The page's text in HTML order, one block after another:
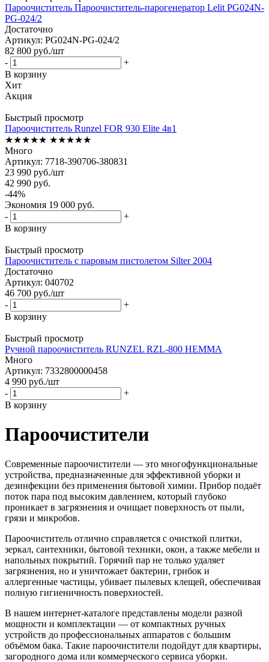
Пароочиститель Пароочиститель-парогенератор Lelit PG024N-
PG-024/2
Достаточно
Артикул: PG024N-PG-024/2
82 800 руб./шт
-
+
В корзину
Хит
Акция
Быстрый просмотр
Пароочиститель Runzel FOR 930 Elite 4в1
★★★★★ ★★★★★
Много
Артикул: 7718-390706-380831
23 990 руб./шт
42 990 руб.
-44%
Экономия 19 000 руб.
-
+
В корзину
Быстрый просмотр
Пароочиститель с паровым пистолетом Silter 2004
Достаточно
Артикул: 040702
46 700 руб./шт
-
+
В корзину
Быстрый просмотр
Ручной пароочиститель RUNZEL RZL-800 HEMMA
Много
Артикул: 7332800000458
4 990 руб./шт
-
+
В корзину
Пароочистители
Современные пароочистители — это многофункциональные
устройства, предназначенные для эффективной уборки и
дезинфекции без применения бытовой химии. Прибор подаёт
поток пара под высоким давлением, который глубоко
проникает в загрязнения и очищает поверхность от пыли,
грязи и микробов.
Пароочиститель отлично справляется с очисткой плитки,
зеркал, сантехники, бытовой техники, окон, а также мебели и
напольных покрытий. Горячий пар не только удаляет
загрязнения, но и уничтожает бактерии, грибок и
аллергенные частицы, убивает пылевых клещей, обеспечивая
полную гигиеничность поверхностей.
В нашем интернет-каталоге представлены модели разной
мощности и комплектации — от компактных ручных
устройств до профессиональных аппаратов с большим
объёмом бака. Такие пароочистители подойдут для квартиры,
загородного дома или коммерческого сервиса уборки.